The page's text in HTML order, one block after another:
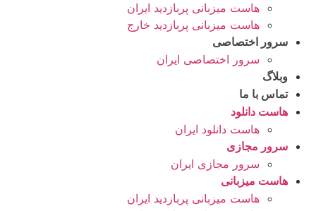
هاست میزبانی پربازدید ایران
هاست میزبانی پربازدید خارج
سرور اختصاصی
سرور اختصاصی ایران
وبلاگ
تماس با ما
هاست دانلود
هاست دانلود ایران
سرور مجازی
سرور مجازی ایران
هاست میزبانی
هاست میزبانی پربازدید ایران